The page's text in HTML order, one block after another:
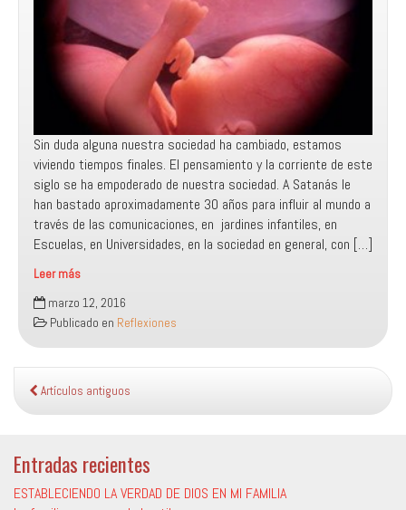
Sin duda alguna nuestra sociedad ha cambiado, estamos
viviendo tiempos finales. El pensamiento y la corriente de este
siglo se ha empoderado de nuestra sociedad. A Satanás le
han bastado aproximadamente 30 años para influir al mundo a
través de las comunicaciones, en jardines infantiles, en
Escuelas, en Universidades, en la sociedad en general, con […]
Leer más
La
verdad
nos
hará
libres
marzo 12, 2016
Publicado en Reflexiones
Artículos antiguos
Entradas recientes
ESTABLECIENDO LA VERDAD DE DIOS EN MI FAMILIA